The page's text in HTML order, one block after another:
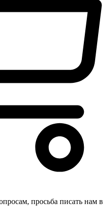
просьба писать нам в